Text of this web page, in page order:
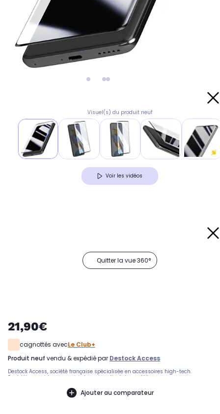
Visuel(s) du produit neuf
Voir les vidéos
Quitter la vue 360°
21,90€
cagnottés avecLe Club+
produit neuf vendu & expédié par Destock Access
Destock Access, société française spécialisée en accessoires high-tech.
Expédition rapide avec suivi et service client de qualité.
Ajouter au comparateur